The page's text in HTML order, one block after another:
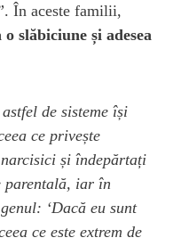
. În aceste familii,
slăbiciune și adesea
de sisteme își
ce privește
și îndepărtați
parentală, iar în
‘Dacă eu sunt
ce este extrem de